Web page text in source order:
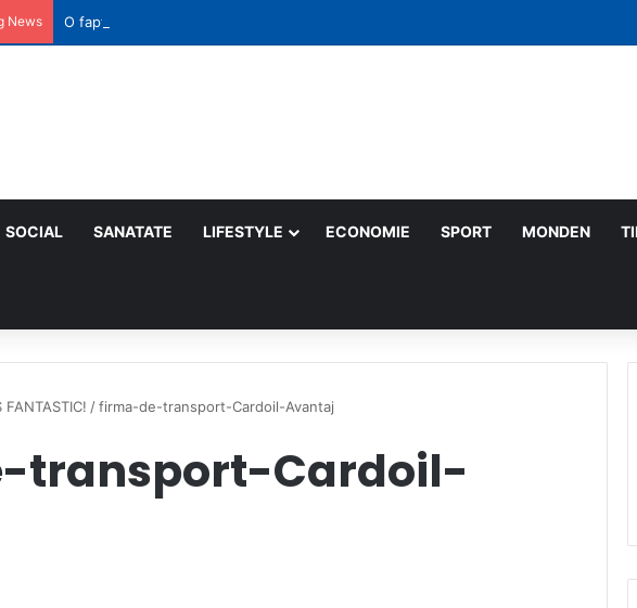
News O faptă bună pe săptămână: gesturi mici care schimbă lumea
SOCIAL SANATATE LIFESTYLE ECONOMIE SPORT MONDEN
FANTASTIC! /firma-de-transport-Cardoil-Avantaj
transport-Cardoil-